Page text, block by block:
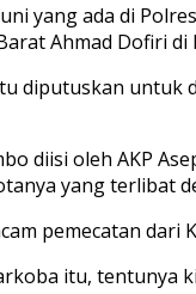
yang ada di
Ahmad Dofiri
diputuskan untuk
diisi oleh AKP
yang terlibat
pemecatan
itu, tentunya